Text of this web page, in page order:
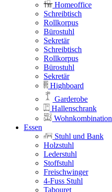
Homeoffice
Schreibtisch
Rollkorpus
Bürostuhl
Sekretär
Schreibtisch
Rollkorpus
Bürostuhl
Sekretär
Highboard
Garderobe
Hallenschrank
Wohnkombination
Essen
Stuhl und Bank
Holzstuhl
Lederstuhl
Stoffstuhl
Freischwinger
4-Fuss Stuhl
Tabouret